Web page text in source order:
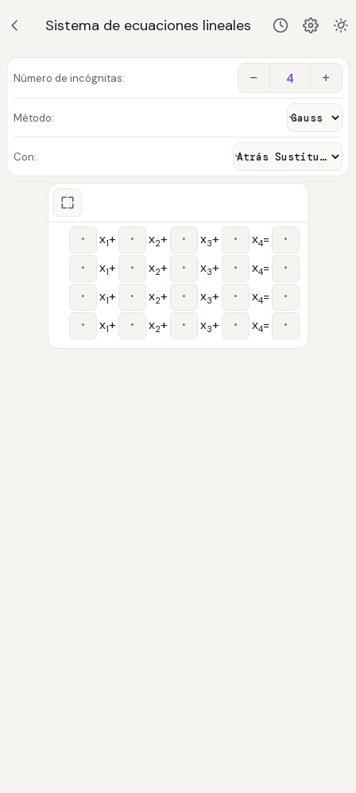
Sistema de ecuaciones lineales
Número de incógnitas: − +
Método:
Con:
x1+
x1+
x1+
x1+
x2+
x2+
x2+
x2+
x3+
x3+
x3+
x3+
x4=
x4=
x4=
x4=